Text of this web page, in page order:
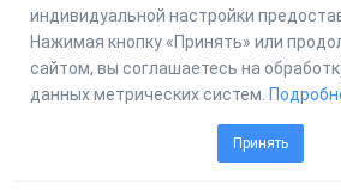
индивидуальной настройки
Нажимая кнопку «Принять» или
сайтом, вы соглашаетесь на
данных метрических систем.
Принять